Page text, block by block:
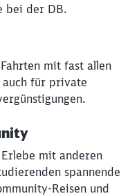
bei der DB.
mit fast allen
auch für private
mit anderen
spannende
Reisen und